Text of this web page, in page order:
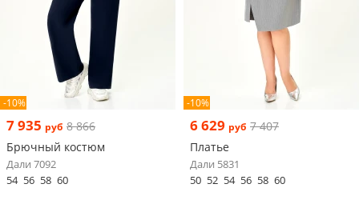
-10%
7 935 руб 8 866
Брючный костюм
Дали 7092
54 56 58 60
-10%
6 629 руб 7 407
Платье
Дали 5831
50 52 54 56 58 60